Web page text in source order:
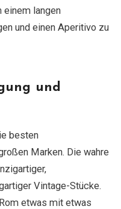
einem langen
und einen Aperitivo zu
und
besten
Marken. Die wahre
Vintage-Stücke.
etwas mit etwas